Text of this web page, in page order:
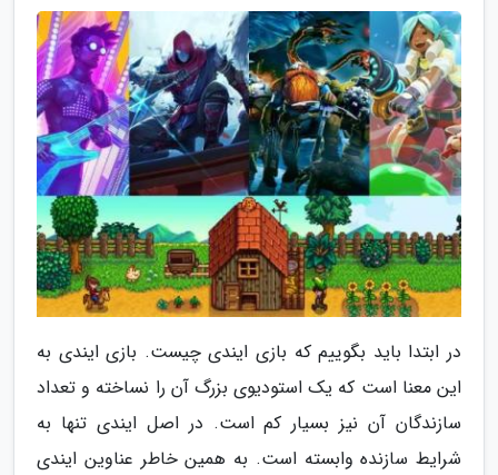
در ابتدا باید بگوییم که بازی ایندی چیست. بازی ایندی به
این معنا است که یک استودیوی بزرگ آن را نساخته و تعداد
سازندگان آن نیز بسیار کم است. در اصل ایندی تنها به
شرایط سازنده وابسته است. به همین خاطر عناوین ایندی